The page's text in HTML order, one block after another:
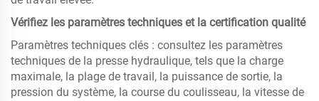
Vérifiez les paramètres techniques et la certification qualité
Paramètres techniques clés : consultez les paramètres
techniques de la presse hydraulique, tels que la charge
maximale, la plage de travail, la puissance de sortie, la
pression du système, la course du coulisseau, la vitesse de